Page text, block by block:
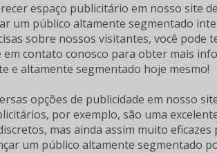
espaço publicitário em nosso site
um público altamente segmentado
sobre nossos visitantes, você pode
contato conosco para obter mais
e altamente segmentado hoje mesmo!
opções de publicidade em nosso
por exemplo, são uma
mas ainda assim muito
um público altamente segmentado